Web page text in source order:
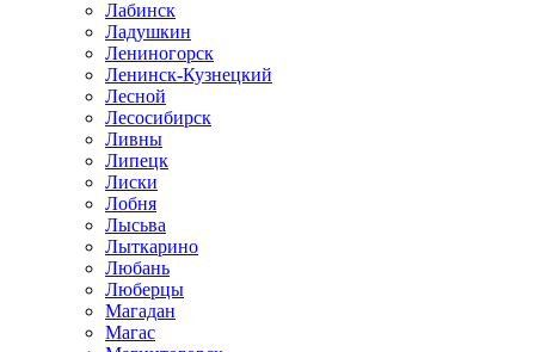
Лабинск
Ладушкин
Лениногорск
Ленинск-Кузнецкий
Лесной
Лесосибирск
Ливны
Липецк
Лиски
Лобня
Лысьва
Лыткарино
Любань
Люберцы
Магадан
Магас